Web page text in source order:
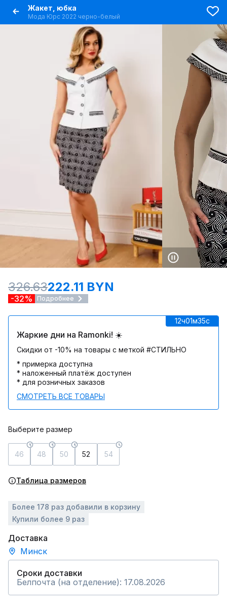
Жакет, юбка
Мода Юрс 2022 черно-белый
326.63222.11 BYN
-32% Подробнее
12ч01м35c
Жаркие дни на Ramonki! ☀️
Скидки от -10% на товары с меткой #СТИЛЬНО
* примерка доступна
* наложенный платёж доступен
* для розничных заказов
СМОТРЕТЬ ВСЕ ТОВАРЫ
Выберите размер
46 48 50 52 54
Таблица размеров
Более 178 раз добавили в корзину
Купили более 9 раз
Доставка
Минск
Сроки доставки
Белпочта (на отделение): 17.08.2026